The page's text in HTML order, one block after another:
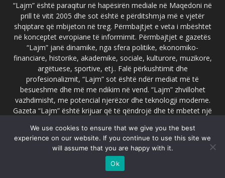
“Lajm” është paraqitur në hapësirën mediale në Maqedoni në
prill të vitit 2005 dhe sot është e përditshmja më e vjetër
shqiptare që mbijeton në treg. Përmbajtjet e veta i mbështet
në konceptet evropiane të informimit. Përmbajtjet e gazetës
“Lajm” janë dinamike, nga sfera politike, ekonomiko-
financiare, historike, akademike, sociale, kulturore, muzikore,
argëtuese, sportive, etj.. Falë përkushtimit dhe
profesionalizmit, “Lajm” sot është ndër mediat më të
besueshme dhe më me ndikim në vend. “Lajm” zhvillohet
vazhdimisht, me potencial njerëzor dhe teknologji moderne.
Gazeta “Lajm” është krijuar që të qëndrojë dhe të mbetet një
faqja zyrtare e gazetës “Lajm”, www.lajmpress.org është një
ndër portalet më të njohur në Maqedoni.
lajm.sk@gmail.com
We use cookies to ensure that we give you the best
experience on our website. If you continue to use this site we
will assume that you are happy with it.
Ok